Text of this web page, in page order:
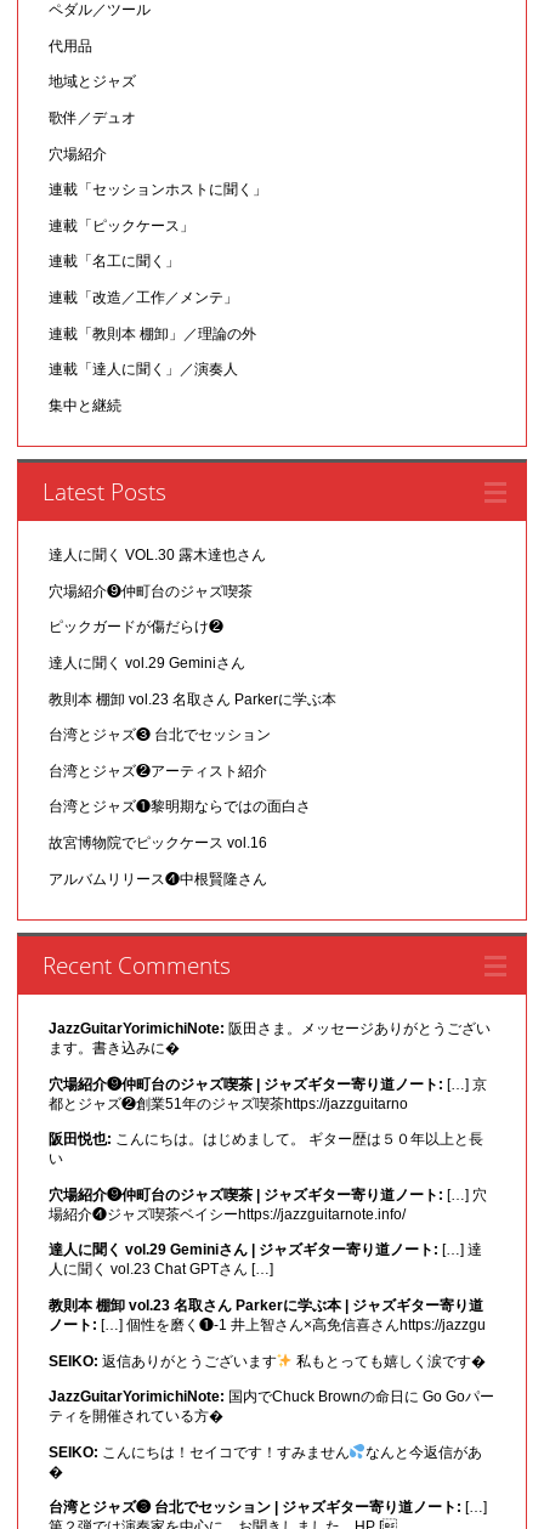
ペダル／ツール
代用品
地域とジャズ
歌伴／デュオ
穴場紹介
連載「セッションホストに聞く」
連載「ピックケース」
連載「名工に聞く」
連載「改造／工作／メンテ」
連載「教則本 棚卸」／理論の外
連載「達人に聞く」／演奏人
集中と継続
Latest Posts
達人に聞く VOL.30 露木達也さん
穴場紹介❾仲町台のジャズ喫茶
ピックガードが傷だらけ❷
達人に聞く vol.29 Geminiさん
教則本 棚卸 vol.23 名取さん Parkerに学ぶ本
台湾とジャズ❸ 台北でセッション
台湾とジャズ❷アーティスト紹介
台湾とジャズ❶黎明期ならではの面白さ
故宮博物院でピックケース vol.16
アルバムリリース❹中根賢隆さん
Recent Comments
JazzGuitarYorimichiNote: 阪田さま。メッセージありがとうござい
ます。書き込みに�
穴場紹介❾仲町台のジャズ喫茶 | ジャズギター寄り道ノート: […] 京
都とジャズ❷創業51年のジャズ喫茶https://jazzguitarno
阪田悦也: こんにちは。はじめまして。 ギター歴は５０年以上と長
い
穴場紹介❾仲町台のジャズ喫茶 | ジャズギター寄り道ノート: […] 穴
場紹介❹ジャズ喫茶ベイシーhttps://jazzguitarnote.info/
達人に聞く vol.29 Geminiさん | ジャズギター寄り道ノート: […] 達
人に聞く vol.23 Chat GPTさん […]
教則本 棚卸 vol.23 名取さん Parkerに学ぶ本 | ジャズギター寄り道
ノート: […] 個性を磨く❶-1 井上智さん×高免信喜さんhttps://jazzgu
SEIKO: 返信ありがとうございます 私もとっても嬉しく涙です�
JazzGuitarYorimichiNote: 国内でChuck Brownの命日に Go Goパー
ティを開催されている方�
SEIKO: こんにちは！セイコです！すみません
なんと今返信があ
�
台湾とジャズ❸ 台北でセッション | ジャズギター寄り道ノート: […]